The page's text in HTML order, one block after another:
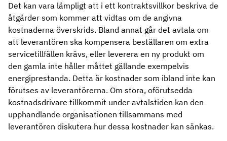
Det kan vara lämpligt att i ett kontraktsvillkor beskriva de
åtgärder som kommer att vidtas om de angivna
kostnaderna överskrids. Bland annat går det avtala om
att leverantören ska kompensera beställaren om extra
servicetillfällen krävs, eller leverera en ny produkt om
den gamla inte håller måttet gällande exempelvis
energiprestanda. Detta är kostnader som ibland inte kan
förutses av leverantörerna. Om stora, oförutsedda
kostnadsdrivare tillkommit under avtalstiden kan den
upphandlande organisationen tillsammans med
leverantören diskutera hur dessa kostnader kan sänkas.